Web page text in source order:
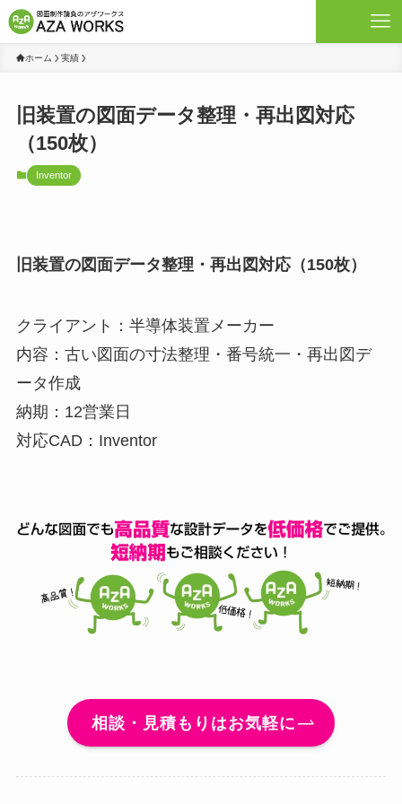
ホーム 実績
旧装置の図面データ整理・再出図対応
（150枚）
Inventor
旧装置の図面データ整理・再出図対応（150枚）
クライアント：半導体装置メーカー
内容：古い図面の寸法整理・番号統一・再出図デ
ータ作成
納期：12営業日
対応CAD：Inventor
相談・見積もりはお気軽に